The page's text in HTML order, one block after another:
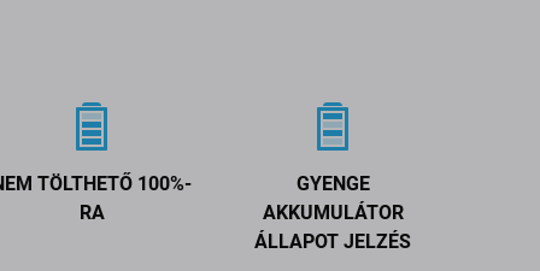
TÖLTHETŐ 100%-
RA
GYENGE
AKKUMULÁTOR
ÁLLAPOT JELZÉS